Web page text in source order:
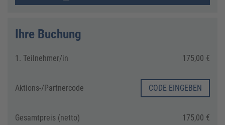
Ihre Buchung
1. Teilnehmer/in 175,00 €
Aktions-/Partnercode CODE EINGEBEN
Gesamtpreis (netto)
175,00 €